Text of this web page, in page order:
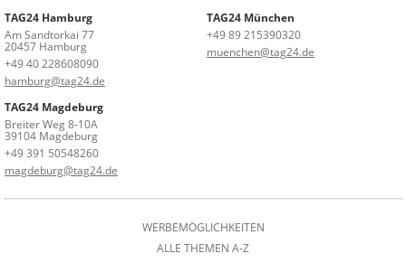
TAG24 Hamburg
Am Sandtorkai 77
20457 Hamburg
+49 40 228608090
hamburg@tag24.de
TAG24 München
+49 89 215390320
muenchen@tag24.de
TAG24 Magdeburg
Breiter Weg 8-10A
39104 Magdeburg
+49 391 50548260
magdeburg@tag24.de
WERBEMÖGLICHKEITEN
ALLE THEMEN A-Z